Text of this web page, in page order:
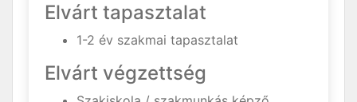
Elvárt tapasztalat
1-2 év szakmai tapasztalat
Elvárt végzettség